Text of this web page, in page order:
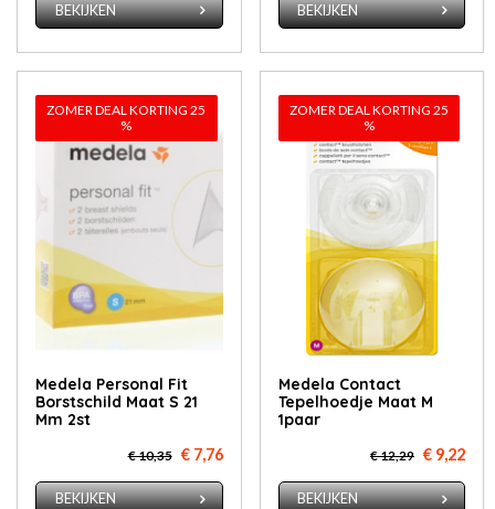
BEKIJKEN BEKIJKEN
ZOMER DEAL KORTING 25
%
Medela Personal Fit
Borstschild Maat S 21
Mm 2st
€ 10,35 € 7,76
BEKIJKEN
ZOMER DEAL KORTING 25
%
Medela Contact
Tepelhoedje Maat M
1paar
€ 12,29 € 9,22
BEKIJKEN